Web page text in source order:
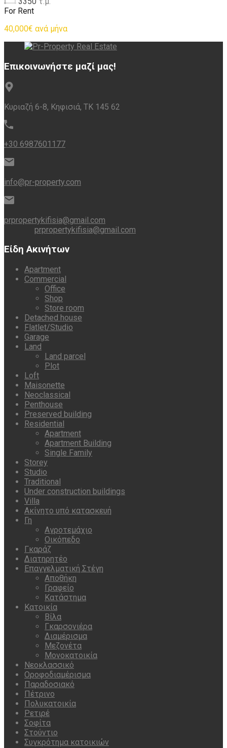
For Rent
40,000€ ανά μήνα
Επικοινωνήστε μαζί μας!
Κυριαζή 6-8, Κηφισιά, ΤΚ 145 62
+30 6987601177
info@pr-property.com
prpropertykifisia@gmail.com
prpropertykifisia@gmail.com
Είδη Ακινήτων
Apartment
Commercial
Office
Shop
Store room
Detached house
Flatlet/Studio
Garage
Land
Land parcel
Plot
Loft
Maisonette
Neoclassical
Penthouse
Preserved building
Residential
Apartment
Apartment Building
Single Family
Storey
Studio
Traditional
Under construction buildings
Villa
Ακίνητο υπό κατασκευή
Γη
Αγροτεμάχιο
Οικόπεδο
Γκαράζ
Διατηρητέο
Επαγγελματική Στέγη
Αποθήκη
Γραφείο
Κατάστημα
Κατοικία
Βίλα
Γκαρσονιέρα
Διαμέρισμα
Μεζονέτα
Μονοκατοικία
Νεοκλασσικό
Οροφοδιαμέρισμα
Παραδοσιακό
Πέτρινο
Πολυκατοικία
Ρετιρέ
Σοφίτα
Στούντιο
Συγκρότημα κατοικιών